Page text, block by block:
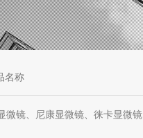
微镜、尼康显微镜、徕卡显微镜 金相制样设备（生物显微镜、金相显微镜、体视显